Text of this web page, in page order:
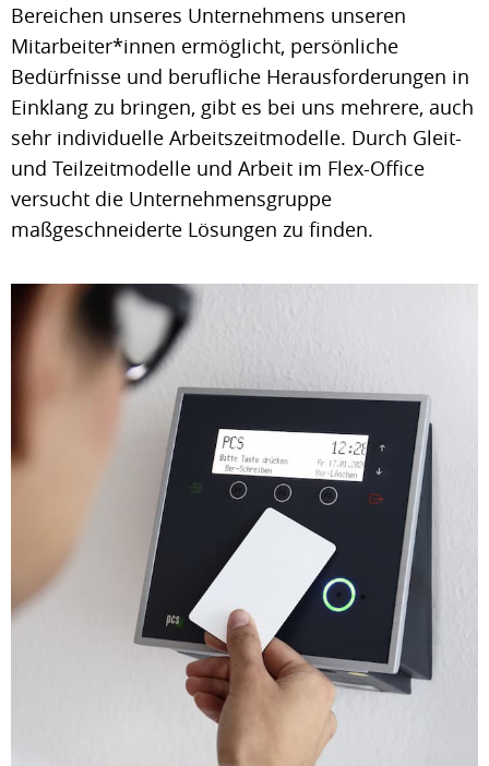
Bereichen unseres Unternehmens unseren
Mitarbeiter*innen ermöglicht, persönliche
Bedürfnisse und berufliche Herausforderungen in
Einklang zu bringen, gibt es bei uns mehrere, auch
sehr individuelle Arbeitszeitmodelle. Durch Gleit-
und Teilzeitmodelle und Arbeit im Flex-Office
versucht die Unternehmensgruppe
maßgeschneiderte Lösungen zu finden.